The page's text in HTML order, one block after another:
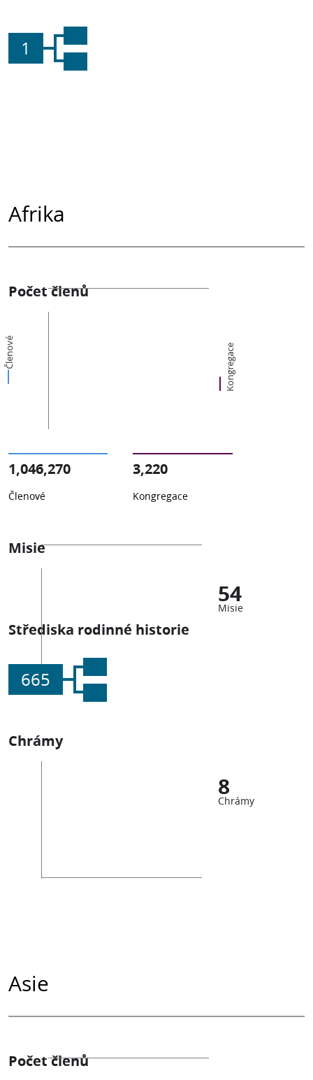
1
Afrika
Počet členů
Členové Kongregace
1,046,270
Členové
3,220
Kongregace
Misie
54
Misie
Střediska rodinné historie
665
Chrámy
8
Chrámy
Asie
Počet členů